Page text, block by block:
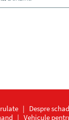
| Despre
| Vehicule